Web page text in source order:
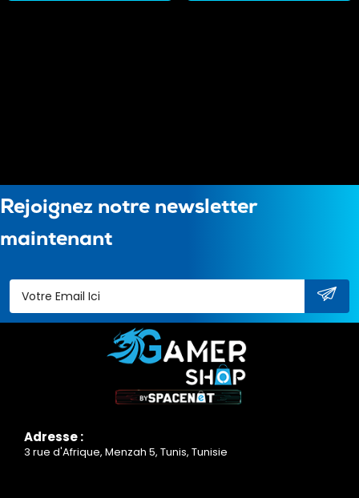
Rejoignez notre newsletter
maintenant
Adresse :
3 rue d'Afrique, Menzah 5, Tunis, Tunisie